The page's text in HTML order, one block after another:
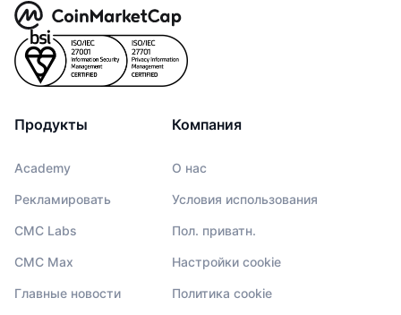
Продукты
Academy
Рекламировать
CMC Labs
CMC Max
Главные новости
Компания
О нас
Условия использования
Пол. приватн.
Настройки cookie
Политика cookie